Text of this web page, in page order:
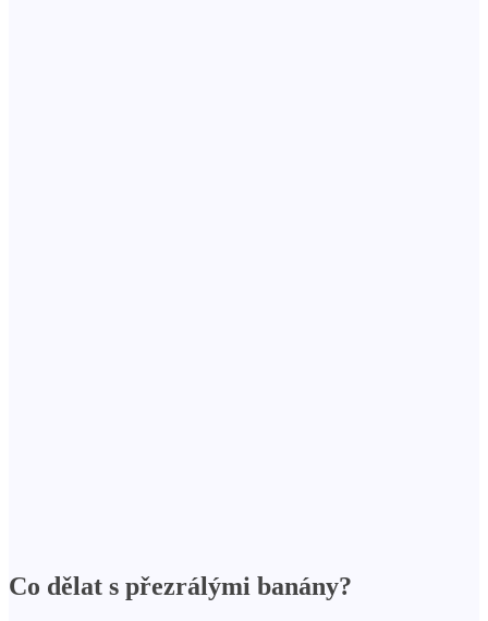
Co dělat s přezrálými banány?